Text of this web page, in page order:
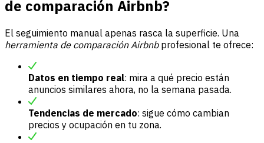
de comparación Airbnb?
El seguimiento manual apenas rasca la superficie. Una
herramienta de comparación Airbnbprofesional te ofrece:
Datos en tiempo real: mira a qué precio están
anuncios similares ahora, no la semana pasada.
Tendencias de mercado: sigue cómo cambian
precios y ocupación en tu zona.